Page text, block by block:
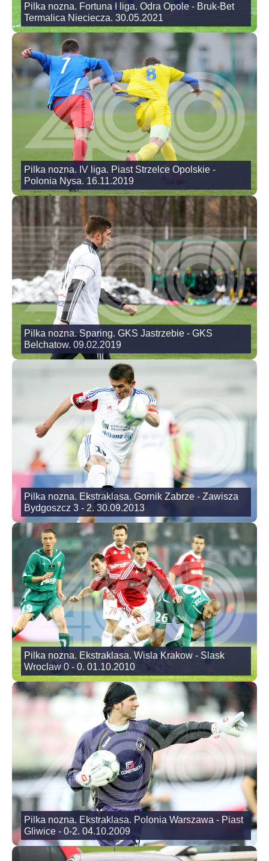
Pilka nozna. Fortuna I liga. Odra Opole - Bruk-Bet
Termalica Nieciecza. 30.05.2021
Pilka nozna. IV liga. Piast Strzelce Opolskie -
Polonia Nysa. 16.11.2019
Pilka nozna. Sparing. GKS Jastrzebie - GKS
Belchatow. 09.02.2019
Pilka nozna. Ekstraklasa. Gornik Zabrze - Zawisza
Bydgoszcz 3 - 2. 30.09.2013
Pilka nozna. Ekstraklasa. Wisla Krakow - Slask
Wroclaw 0 - 0. 01.10.2010
Pilka nozna. Ekstraklasa. Polonia Warszawa - Piast
Gliwice - 0-2. 04.10.2009